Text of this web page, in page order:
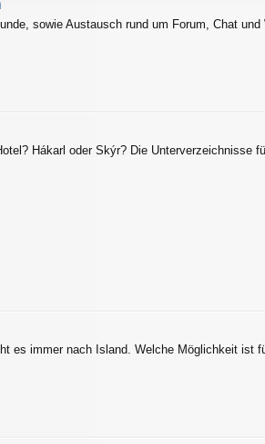
sowie Austausch rund um Forum, Chat und
Hákarl oder Skýr? Die Unterverzeichnisse
es immer nach Island. Welche Möglichkeit ist